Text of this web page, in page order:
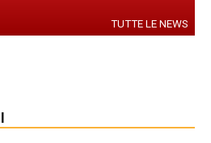
TUTTE LE NEWS